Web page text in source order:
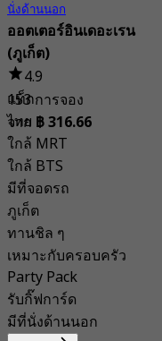
นั่งด้านนอก
ออตเตอร์อินเดอะเรน
(ภูเก็ต)
4.9
153 การจอง
จาก ฿ 316.66
แท็ก
ไทย
ใกล้ MRT
ใกล้ BTS
มีที่จอดรถ
ภูเก็ต
ทานชิล ๆ
เหมาะกับครอบครัว
Party Pack
รับกิ๊ฟการ์ด
มีที่นั่งด้านนอก